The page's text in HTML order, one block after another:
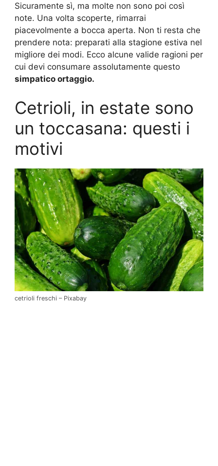
Sicuramente sì, ma molte non sono poi così
note. Una volta scoperte, rimarrai
piacevolmente a bocca aperta. Non ti resta che
prendere nota: preparati alla stagione estiva nel
migliore dei modi. Ecco alcune valide ragioni per
cui devi consumare assolutamente questo
simpatico ortaggio.
Cetrioli, in estate sono
un toccasana: questi i
motivi
cetrioli freschi – Pixabay